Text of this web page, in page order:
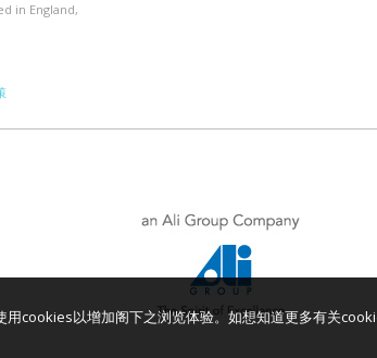
cookies以增加阁下之浏览体验。如想知道更多有关
in England,